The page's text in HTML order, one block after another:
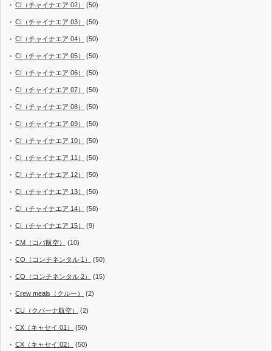
CI（チャイナエア 02） (50)
CI（チャイナエア 03） (50)
CI（チャイナエア 04） (50)
CI（チャイナエア 05） (50)
CI（チャイナエア 06） (50)
CI（チャイナエア 07） (50)
CI（チャイナエア 08） (50)
CI（チャイナエア 09） (50)
CI（チャイナエア 10） (50)
CI（チャイナエア 11） (50)
CI（チャイナエア 12） (50)
CI（チャイナエア 13） (50)
CI（チャイナエア 14） (58)
CI（チャイナエア 15） (9)
CM（コパ航空） (10)
CO（コンチネンタル 1） (50)
CO（コンチネンタル 2） (15)
Crew meals（クルー） (2)
CU（クバーナ航空） (2)
CX（キャセイ 01） (50)
CX（キャセイ 02） (50)